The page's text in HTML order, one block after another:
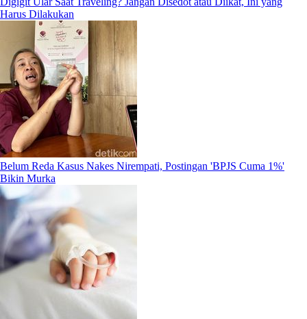
Harus Dilakukan
Belum Reda Kasus Nakes Nirempati, Postingan 'BPJS Cuma 1%'
Bikin Murka